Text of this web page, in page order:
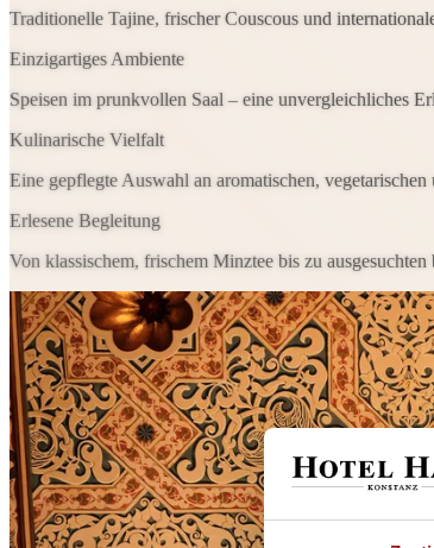
Traditionelle Tajine, frischer Couscous und
Einzigartiges Ambiente
Speisen im prunkvollen Saal – eine unvergleichliches
Kulinarische Vielfalt
Eine gepflegte Auswahl an aromatischen,
Erlesene Begleitung
Von klassischem, frischem Minztee bis zu ausgesuchten